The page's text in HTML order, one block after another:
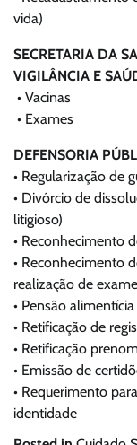
vida)
SECRETARIA DA
VIGILÂNCIA E
• Vacinas
• Exames
DEFENSORIA
• Regularização de
• Divórcio de
litigioso)
• Reconhecimento
• Reconhecimento
realização de
• Pensão
• Retificação de
• Retificação
• Emissão de
• Requerimento
identidade